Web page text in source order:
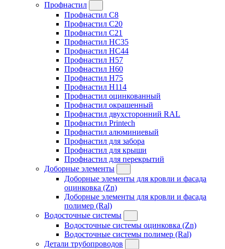
Профнастил
Профнастил C8
Профнастил C20
Профнастил C21
Профнастил HC35
Профнастил HC44
Профнастил H57
Профнастил H60
Профнастил H75
Профнастил H114
Профнастил оцинкованный
Профнастил окрашенный
Профнастил двухсторонний RAL
Профнастил Printech
Профнастил алюминиевый
Профнастил для забора
Профнастил для крыши
Профнастил для перекрытий
Доборные элементы
Доборные элементы для кровли и фасада
оцинковка (Zn)
Доборные элементы для кровли и фасада
полимер (Ral)
Водосточные системы
Водосточные системы оцинковка (Zn)
Водосточные системы полимер (Ral)
Детали трубопроводов